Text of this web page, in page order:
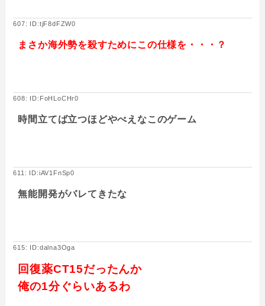
607: ID:tjF8dFZW0
まさか海外勢を殺すためにこの仕様を・・・？
608: ID:FoHLoCHr0
時間立てば立つほどやべえなこのゲーム
611: ID:iAV1FnSp0
無能開発がバレてきたな
615: ID:dalna3Oga
回復薬CT15だったんか
俺の1分ぐらいあるわ